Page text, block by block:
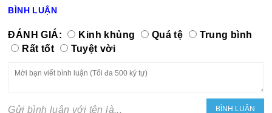
BÌNH LUẬN
ĐÁNH GIÁ: Kinh khủng Quá tệ
Trung bình
Rất tốt
Tuyệt vời
Gửi bình luận với tên là...